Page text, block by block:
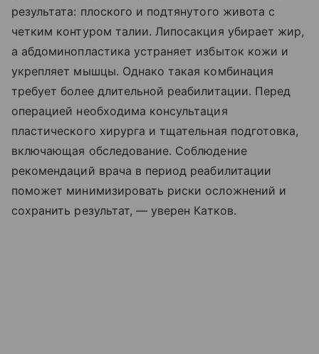
результата: плоского и подтянутого живота с
четким контуром талии. Липосакция убирает жир,
а абдоминопластика устраняет избыток кожи и
укрепляет мышцы. Однако такая комбинация
требует более длительной реабилитации. Перед
операцией необходима консультация
пластического хирурга и тщательная подготовка,
включающая обследование. Соблюдение
рекомендаций врача в период реабилитации
поможет минимизировать риски осложнений и
сохранить результат, — уверен Катков.